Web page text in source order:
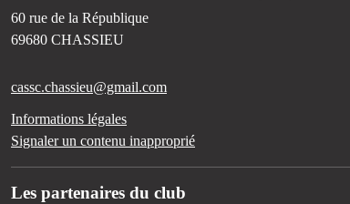
60 rue de la République
69680 CHASSIEU
cassc.chassieu@gmail.com
Informations légales
Signaler un contenu inapproprié
Les partenaires du club